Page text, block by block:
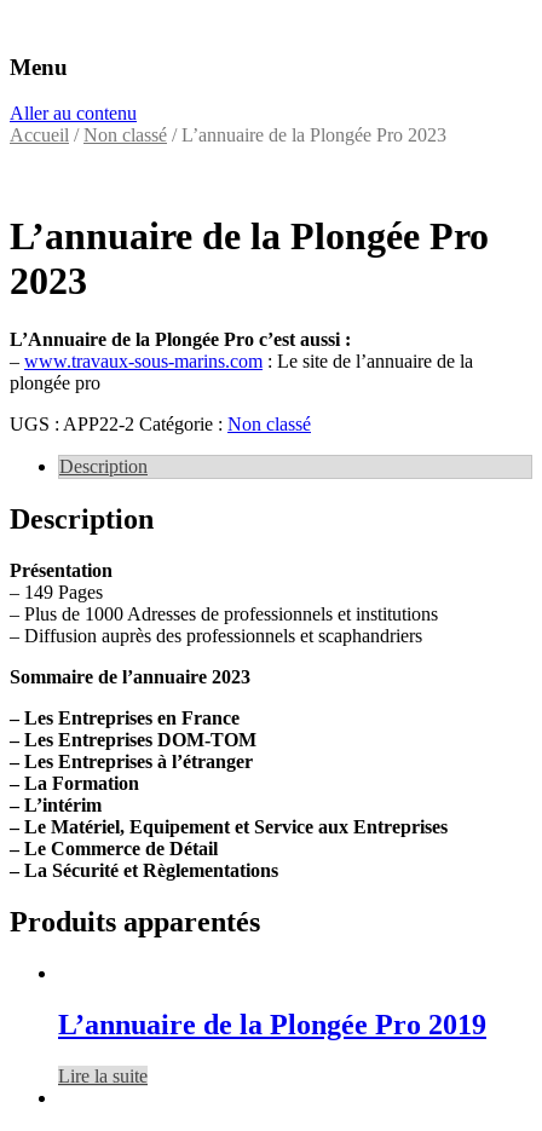
VAC Editions
Éditeurs d'annuaires professionnels
Menu
Aller au contenu
Accueil /Non classé / L’annuaire de la Plongée Pro 2023
L’annuaire de la Plongée Pro
2023
L’Annuaire de la Plongée Pro c’est aussi :
– www.travaux-sous-marins.com : Le site de l’annuaire de la
plongée pro
UGS : APP22-2 Catégorie : Non classé
Description
Description
Présentation
– 149 Pages
– Plus de 1000 Adresses de professionnels et institutions
– Diffusion auprès des professionnels et scaphandriers
Sommaire de l’annuaire 2023
– Les Entreprises en France
– Les Entreprises DOM-TOM
– Les Entreprises à l’étranger
– La Formation
– L’intérim
– Le Matériel, Equipement et Service aux Entreprises
– Le Commerce de Détail
– La Sécurité et Règlementations
Produits apparentés
L’annuaire de la Plongée Pro 2019
Lire la suite